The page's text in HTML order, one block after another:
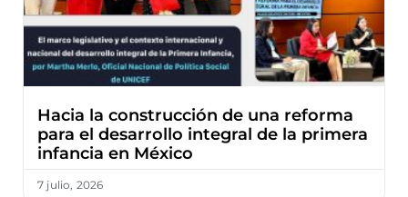
Hacia la construcción de una reforma
para el desarrollo integral de la primera
infancia en México
7 julio, 2026